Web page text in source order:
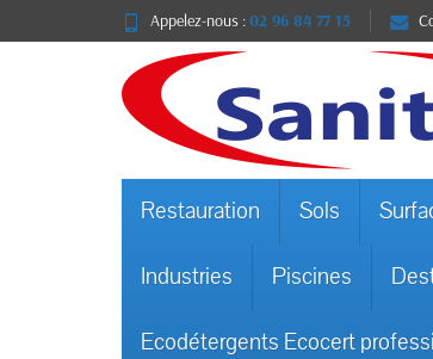
Appelez-nous :02 96 84 77 15
Restauration Sols
Industries Piscines
Ecodétergents Ecocert